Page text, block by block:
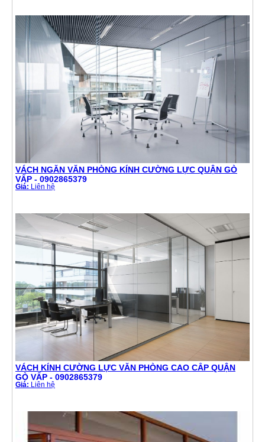
VÁCH NGĂN VĂN PHÒNG KÍNH CƯỜNG LỰC QUẬN GÒ
VẤP - 0902865379
Giá: Liên hệ
VÁCH KÍNH CƯỜNG LỰC VĂN PHÒNG CAO CẤP QUẬN
GÒ VẤP - 0902865379
Giá: Liên hệ